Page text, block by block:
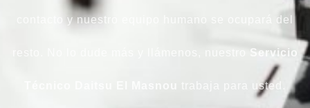
contacto y nuestro equipo humano se ocupará del
Servicio
trabaja para usted.